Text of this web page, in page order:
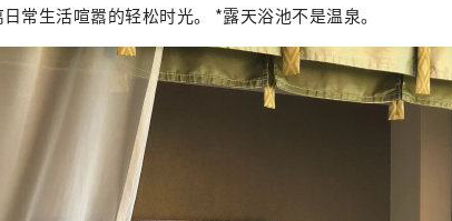
常生活喧嚣的轻松时光。 *露天浴池不是温泉。